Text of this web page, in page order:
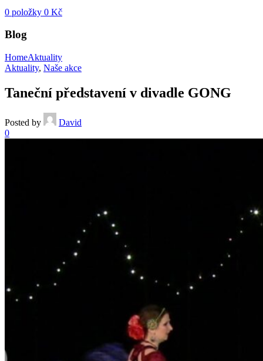
0 položky 0 Kč
Blog
HomeAktuality
Aktuality, Naše akce
Taneční představení v divadle GONG
Posted by
David
0